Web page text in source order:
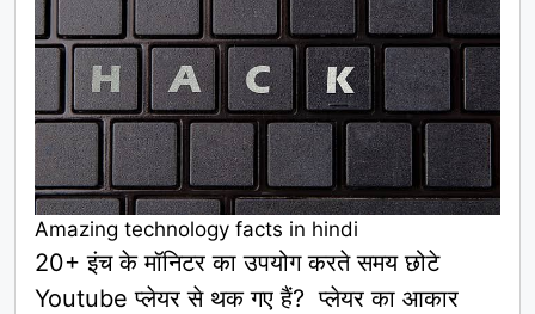
Amazing technology facts in hindi
20+ इंच के मॉनिटर का उपयोग करते समय छोटे
Youtube प्लेयर से थक गए हैं? प्लेयर का आकार